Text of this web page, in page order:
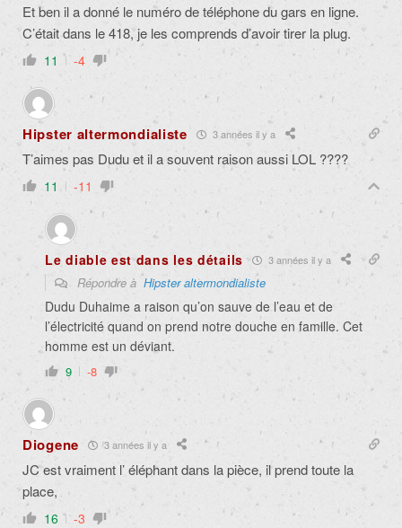
Et ben il a donné le numéro de téléphone du gars en ligne.
C’était dans le 418, je les comprends d’avoir tirer la plug.
11 -4
Hipster altermondialiste 3 années il y a
T’aimes pas Dudu et il a souvent raison aussi LOL ????
11 -11
Le diable est dans les détails 3 années il y a
Répondre à Hipster altermondialiste
Dudu Duhaime a raison qu’on sauve de l’eau et de
l’électricité quand on prend notre douche en famille. Cet
homme est un déviant.
9 -8
Diogene 3 années il y a
JC est vraiment l’ éléphant dans la pièce, il prend toute la
place,
16 -3